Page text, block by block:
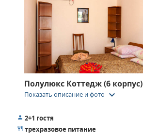
Полулюкс Коттедж (6 корпус)
Показать описание и фото keyboard_arrow_down
2+1 гостя
трехразовое питание